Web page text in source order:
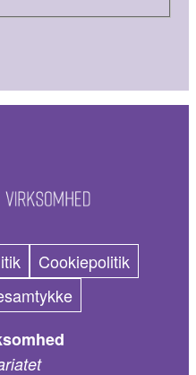
Cookiepolitik